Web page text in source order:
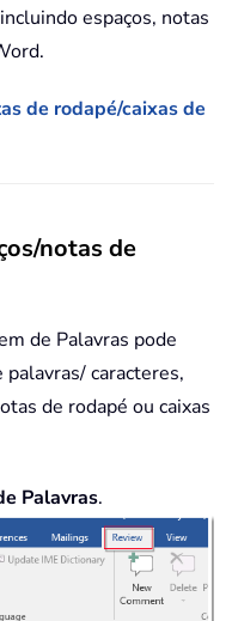
espaços, notas
de rodapé/caixas de
notas de
de Palavras pode
caracteres,
de rodapé ou caixas
Palavras.